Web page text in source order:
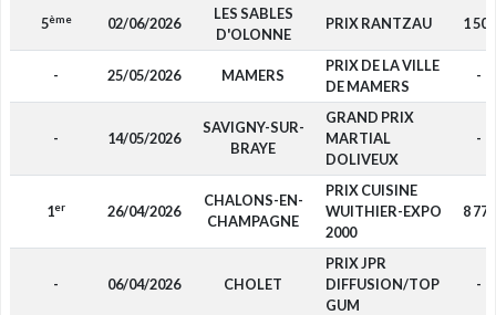
5ème 02/06/2026
LES SABLES
D'OLONNE
PRIX RANTZAU 1 500
- 25/05/2026 MAMERS
PRIX DE LA VILLE
DE MAMERS
-
- 14/05/2026
SAVIGNY-SUR-
BRAYE
GRAND PRIX
MARTIAL
DOLIVEUX
-
1er 26/04/2026
CHALONS-EN-
CHAMPAGNE
PRIX CUISINE
WUITHIER-EXPO
2000
8 775
- 06/04/2026 CHOLET
PRIX JPR
DIFFUSION/TOP
GUM
-